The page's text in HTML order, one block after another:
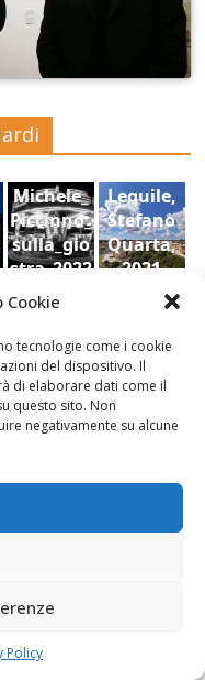
Cookie
tecnologie come i cookie
del dispositivo. Il
di elaborare dati come il
questo sito. Non
negativamente su alcune
Policy
Michele_
Piccinno_
sulla_gio
stra_2022
Lequile,
Stefano
Quarta,
2021
Sara Foti
Sciavalie
re
Albergo diffuso